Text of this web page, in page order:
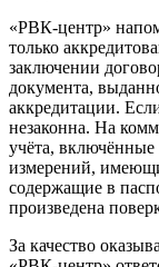
«РВК-центр»
только
заключении
документа,
аккредитации.
незаконна. На
учёта, включённые
измерений,
содержащие в
произведена
За качество